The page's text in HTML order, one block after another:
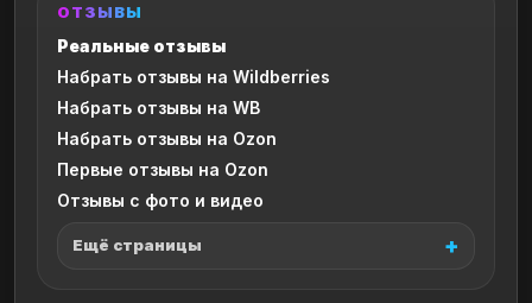
ОТЗЫВЫ
Реальные отзывы
Набрать отзывы на Wildberries
Набрать отзывы на WB
Набрать отзывы на Ozon
Первые отзывы на Ozon
Отзывы с фото и видео
Ещё страницы